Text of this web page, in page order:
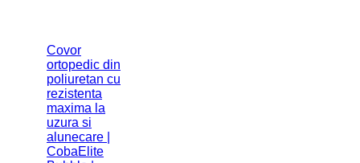
Covor
ortopedic din
poliuretan cu
rezistenta
maxima la
uzura si
alunecare |
CobaElite